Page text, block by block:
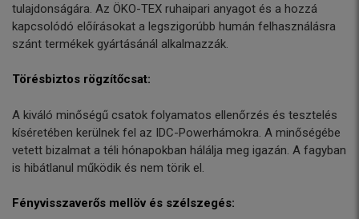
tulajdonságára. Az ÖKO-TEX ruhaipari anyagot és a hozzá
kapcsolódó előírásokat a legszigorúbb humán felhasználásra
szánt termékek gyártásánál alkalmazzák.
Törésbiztos rögzítőcsat:
A kiváló minőségű csatok folyamatos ellenőrzés és tesztelés
kíséretében kerülnek fel az IDC-Powerhámokra. A minőségébe
vetett bizalmat a téli hónapokban hálálja meg igazán. A fagyban
is hibátlanul működik és nem törik el.
Fényvisszaverős mellöv és szélszegés: